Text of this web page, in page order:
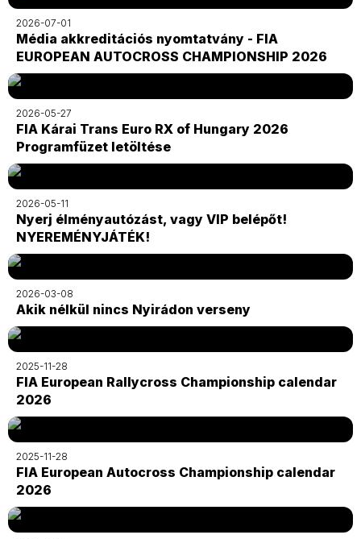
2026-07-01
Média akkreditációs nyomtatvány - FIA
EUROPEAN AUTOCROSS CHAMPIONSHIP 2026
2026-05-27
FIA Kárai Trans Euro RX of Hungary 2026
Programfüzet letöltése
2026-05-11
Nyerj élményautózást, vagy VIP belépőt!
NYEREMÉNYJÁTÉK!
2026-03-08
Akik nélkül nincs Nyirádon verseny
2025-11-28
FIA European Rallycross Championship calendar
2026
2025-11-28
FIA European Autocross Championship calendar
2026